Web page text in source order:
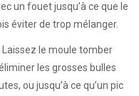
un fouet jusqu’à ce que le
éviter de trop mélanger.
le moule tomber
les grosses bulles
ou jusqu’à ce qu’un pic